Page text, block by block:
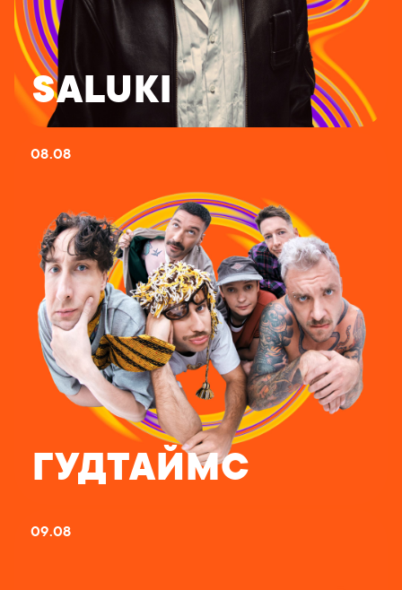
SALUKI
08.08
ГУДТАЙМС
09.08